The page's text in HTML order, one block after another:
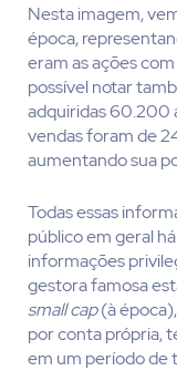
Nesta imagem,
época,
eram as ações
possível notar
adquiridas 60.200
vendas foram de
aumentando sua
Todas essas
público em geral
informações
gestora famosa
small cap(à
por conta própria,
em um período de